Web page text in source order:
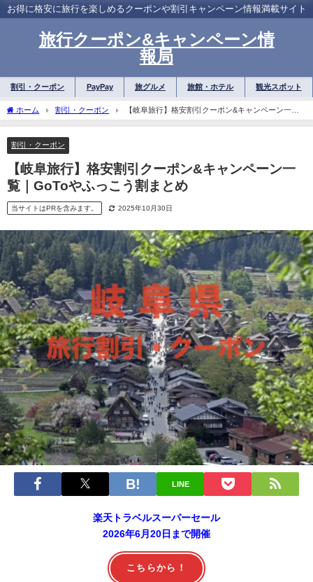
お得に格安に旅行を楽しめるクーポンや割引キャンペーン情報満載サイト
旅行クーポン&キャンペーン情
報局
割引・クーポン PayPay 旅グルメ 旅館・ホテル 観光スポット
ホーム 割引・クーポン
【岐阜旅行】格安割引クーポン&キャンペーン一覧
｜GoToやふっこう割まとめ
割引・クーポン
【岐阜旅行】格安割引クーポン&キャンペーン一
覧｜GoToやふっこう割まとめ
当サイトはPRを含みます。 2025年10月30日
LINE
楽天トラベルスーパーセール
2026年6月20日まで開催
こちらから！